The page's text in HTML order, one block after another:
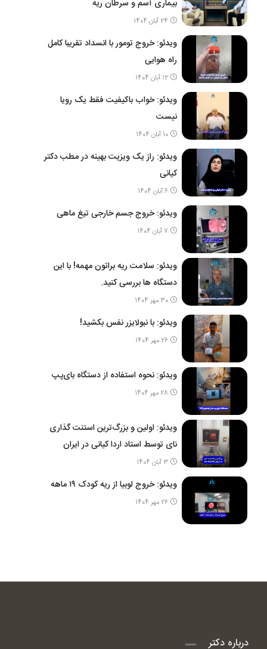
بیماری آسم و سرطان ریه
24 آبان 1404
ویدئو: خروج تومور با انسداد تقریبا کامل
راه هوایی
12 آبان 1404
ویدئو: خواب باکیفیت فقط یک رویا
نیست
10 آبان 1404
ویدئو: راز یک ویزیت بهینه در مطب دکتر
کیانی
6 آبان 1404
ویدئو: خروج جسم خارجی تیغ ماهی
7 آبان 1404
ویدئو: سلامت ریه براتون مهمه! با این
دستگاه ها بررسی کنید.
30 مهر 1404
ویدئو: با نبولایزر نفس بکشید!
26 مهر 1404
ویدئو: نحوه استفاده از دستگاه بای‌پپ
28 مهر 1404
ویدئو: اولین و بزرگ‌ترین استنت گذاری
نای توسط استاد اردا کیانی در ایران
3 آبان 1404
ویدئو: خروج لوبیا از ریه کودک ۱۹ ماهه
26 مهر 1404
درباره دکتر